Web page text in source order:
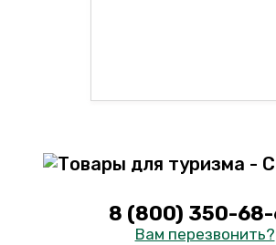
8 (800) 350-68-
Вам перезвонить?